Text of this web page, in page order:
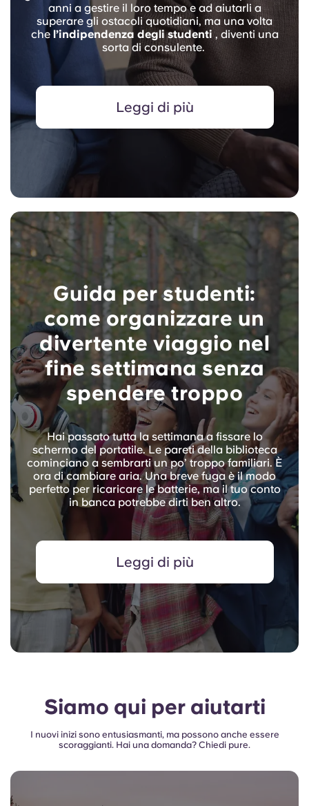
anni a gestire il loro tempo e ad aiutarli a
superare gli ostacoli quotidiani, ma una volta
che l’indipendenza degli studenti, diventi una
sorta di consulente.
Leggi di più
Guida per studenti:
come organizzare un
divertente viaggio nel
fine settimana senza
spendere troppo
Hai passato tutta la settimana a fissare lo
schermo del portatile. Le pareti della biblioteca
cominciano a sembrarti un po’ troppo familiari. È
ora di cambiare aria. Una breve fuga è il modo
perfetto per ricaricare le batterie, ma il tuo conto
in banca potrebbe dirti ben altro.
Leggi di più
Siamo qui per aiutarti
I nuovi inizi sono entusiasmanti, ma possono anche essere
scoraggianti. Hai una domanda? Chiedi pure.